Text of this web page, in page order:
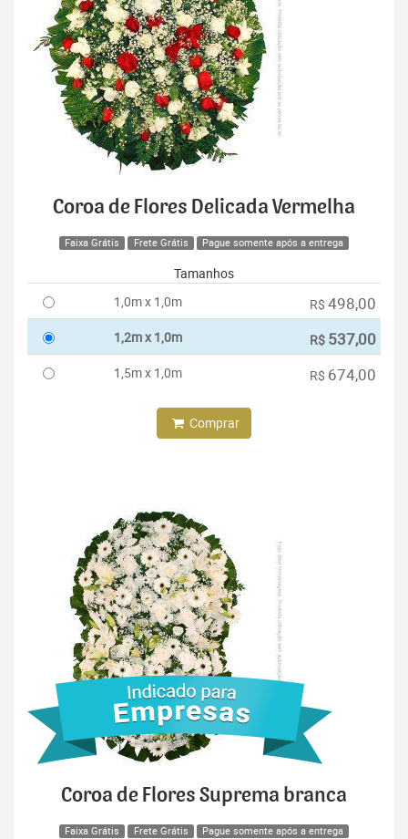
Coroa de Flores Delicada Vermelha
Faixa Grátis Frete Grátis Pague somente após a entrega
Tamanhos
1,0m x 1,0m
R$ 498,00
1,2m x 1,0m R$ 537,00
1,5m x 1,0m R$ 674,00
Comprar
Coroa de Flores Suprema branca
Faixa Grátis Frete Grátis Pague somente após a entrega